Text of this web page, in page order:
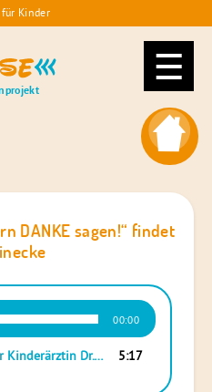
Kinder
DANKE sagen!“ findet
00:00
1. Ein Interview mit der Kinderärztin Dr. Lucie Heinecke vom Klinikum Lüneburg 5:17